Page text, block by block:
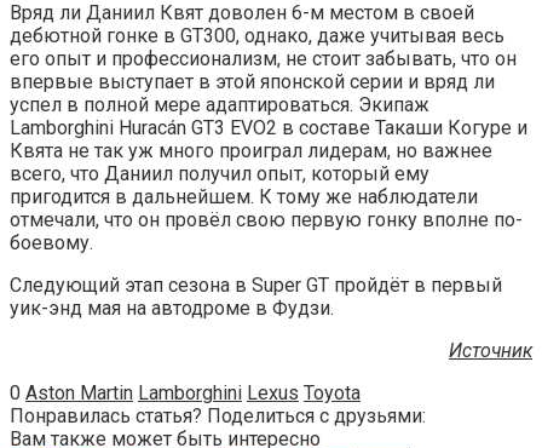
Вряд ли Даниил Квят доволен 6-м местом в своей
дебютной гонке в GT300, однако, даже учитывая весь
его опыт и профессионализм, не стоит забывать, что он
впервые выступает в этой японской серии и вряд ли
успел в полной мере адаптироваться. Экипаж
Lamborghini Huracán GT3 EVO2 в составе Такаши Когуре и
Квята не так уж много проиграл лидерам, но важнее
всего, что Даниил получил опыт, который ему
пригодится в дальнейшем. К тому же наблюдатели
отмечали, что он провёл свою первую гонку вполне по-
боевому.
Следующий этап сезона в Super GT пройдёт в первый
уик-энд мая на автодроме в Фудзи.
Источник
0 Aston Martin Lamborghini Lexus Toyota
Понравилась статья? Поделиться с друзьями:
Вам также может быть интересно